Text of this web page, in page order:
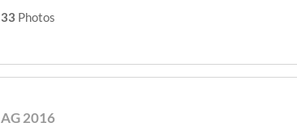
33 Photos
AG 2016